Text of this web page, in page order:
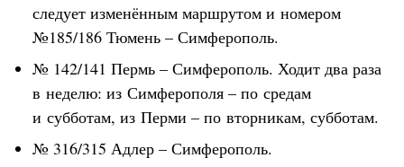
следует изменённым маршрутом и номером
№185/186 Тюмень – Симферополь.
№ 142/141 Пермь – Симферополь. Ходит два раза
в неделю: из Симферополя – по средам
и субботам, из Перми – по вторникам, субботам.
№ 316/315 Адлер – Симферополь.